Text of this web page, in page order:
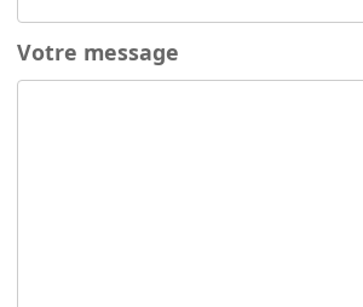
Votre message